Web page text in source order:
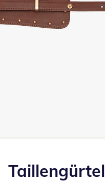
Taillengürtel